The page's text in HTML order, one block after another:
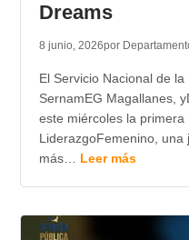
Dreams
8 junio, 2026por
El Servicio Nacional de
SernamEG Magallanes,
este miércoles la primera
LiderazgoFemenino,
más… Leer más